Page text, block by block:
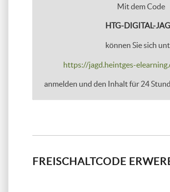
Mit dem Code
HTG-DIGITAL-
können Sie sich
https://jagd.heintges-
anmelden und den Inhalt für 24
FREISCHALTCODE